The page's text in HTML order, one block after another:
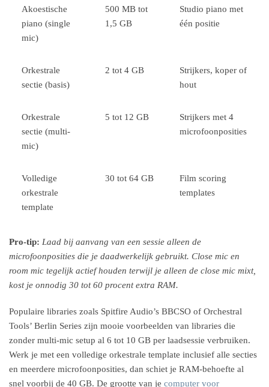
Akoestische
piano (single
mic)
500 MB tot
1,5 GB
Studio piano met
één positie
Orkestrale
sectie (basis)
2 tot 4 GB
Strijkers, koper of
hout
Orkestrale
sectie (multi-
mic)
5 tot 12 GB
Strijkers met 4
microfoonposities
Volledige
orkestrale
template
30 tot 64 GB
Film scoring
templates
Pro-tip: Laad bij aanvang van een sessie alleen de
microfoonposities die je daadwerkelijk gebruikt. Close mic en
room mic tegelijk actief houden terwijl je alleen de close mic mixt,
kost je onnodig 30 tot 60 procent extra RAM.
Populaire libraries zoals Spitfire Audio’s BBCSO of Orchestral
Tools’ Berlin Series zijn mooie voorbeelden van libraries die
zonder multi-mic setup al 6 tot 10 GB per laadsessie verbruiken.
Werk je met een volledige orkestrale template inclusief alle secties
en meerdere microfoonposities, dan schiet je RAM-behoefte al
snel voorbij de 40 GB. De grootte van je computer voor